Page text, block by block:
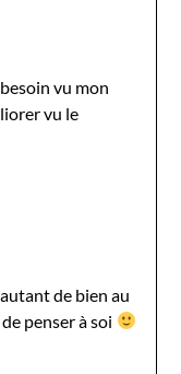
vu mon
vu le
de bien au
de penser à soi